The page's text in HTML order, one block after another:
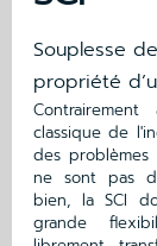
Souplesse
propriété
classique de
des
ne sont pas
bien, la SCI
grande